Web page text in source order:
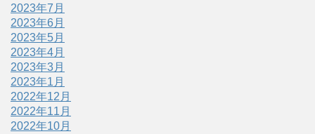
2023年7月
2023年6月
2023年5月
2023年4月
2023年3月
2023年1月
2022年12月
2022年11月
2022年10月